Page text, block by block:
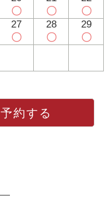
〇 〇 〇
27
〇
28
〇
29
〇
約する